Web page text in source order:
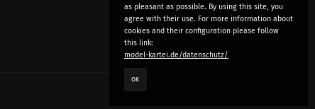
as pleasant as possible. By using this site, you
agree with their use. For more information about
cookies and their configuration please follow
this link:
model-kartei.de/datenschutz/
OK